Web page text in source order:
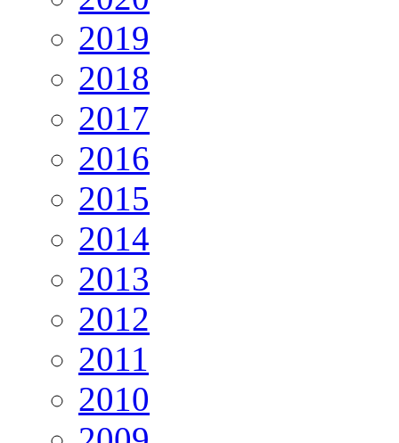
2019
2018
2017
2016
2015
2014
2013
2012
2011
2010